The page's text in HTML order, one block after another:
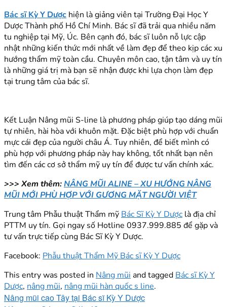
Bác sĩ Kỳ Y Dược hiện là giảng viên tại Trường Đại Học Y
Dược Thành phố Hồ Chí Minh. Bác sĩ đã trải qua nhiều năm
tu nghiệp tại Mỹ, Úc. Bên cạnh đó, bác sĩ luôn nỗ lực cập
nhật những kiến thức mới nhất về làm đẹp để theo kịp các xu
hướng thẩm mỹ toàn cầu. Chuyên môn cao, tận tâm và uy tín
là những giá trị mà bạn sẽ nhận được khi lựa chọn làm đẹp
tại trung tâm của bác sĩ.
Kết Luận Nâng mũi S-line là phương pháp giúp tạo dáng mũi
tự nhiên, hài hòa với khuôn mặt. Đặc biệt phù hợp với chuẩn
mực cái đẹp của người châu Á. Tuy nhiên, để biết mình có
phù hợp với phương pháp này hay không, tốt nhất bạn nên
tìm đến các cơ sở thẩm mỹ uy tín để được tư vấn chính xác.
>>> Xem thêm:NÂNG MŨI ALINE – XU HƯỚNG NÂNG
MŨI MỚI PHÙ HỢP VỚI GƯƠNG MẶT NGƯỜI VIỆT
Trung tâm Phẫu thuật Thẩm mỹ Bác Sĩ Kỳ Y Dược là địa chỉ
PTTM uy tín. Gọi ngay số Hotline 0937.999.885 để gặp và
tư vấn trực tiếp cùng Bác Sĩ Kỳ Y Dược.
Facebook: Phẫu thuật Thẩm Mỹ Bác sĩ Kỳ Y Dược
This entry was posted in Nâng mũi and tagged Bác sĩ Kỳ Y
Dược, nâng mũi, nâng mũi hàn quốc s line.
Nâng mũi cao Tây tại Bác sĩ Kỳ Y Dược